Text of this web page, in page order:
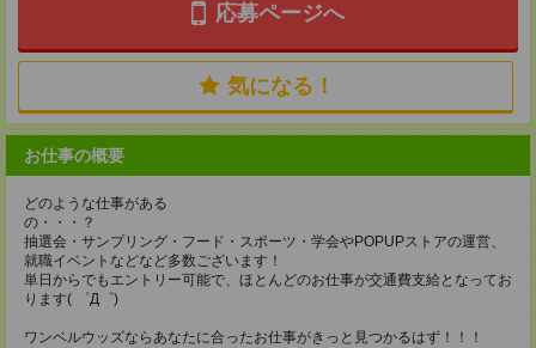
応募ページへ
気になる！
お仕事の概要
どのような仕事がある
の・・・
抽選会・サンプリング・フード・スポーツ・学会やPOPUPストアの運営、
就職イベントなどなど多数ございます！
単日からでもエントリー可能で、ほとんどのお仕事が交通費支給となってお
ります( ゜Д゜)
ワンベルウッズならあなたに合ったお仕事がきっと見つかるはず！！！